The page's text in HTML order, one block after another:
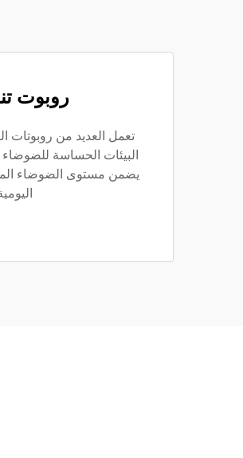
روبوت
تعمل العديد من روبوتات
البيئات الحساسة
يضمن مستوى الضوضاء